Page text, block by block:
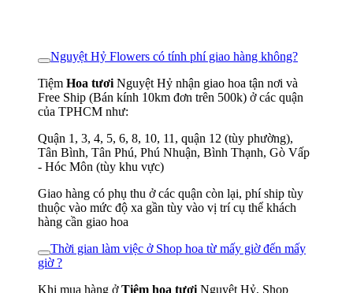
Nguyệt Hỷ Flowers có tính phí giao hàng không?
Tiệm Hoa tươi Nguyệt Hỷ nhận giao hoa tận nơi và
Free Ship (Bán kính 10km đơn trên 500k) ở các quận
của TPHCM như:
Quận 1, 3, 4, 5, 6, 8, 10, 11, quận 12 (tùy phường),
Tân Bình, Tân Phú, Phú Nhuận, Bình Thạnh, Gò Vấp
- Hóc Môn (tùy khu vực)
Giao hàng có phụ thu ở các quận còn lại, phí ship tùy
thuộc vào mức độ xa gần tùy vào vị trí cụ thể khách
hàng cần giao hoa
Thời gian làm việc ở Shop hoa từ mấy giờ đến mấy
giờ ?
Khi mua hàng ởTiệm hoa tươi Nguyệt Hỷ, Shop